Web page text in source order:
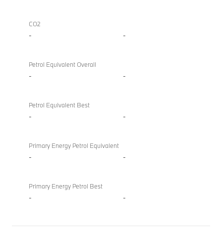
CO2
- -
Petrol Equivalent Overall
- -
Petrol Equivalent Best
- -
Primary Energy Petrol Equivalent
- -
Primary Energy Petrol Best
- -